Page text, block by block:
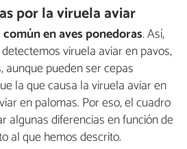
por la viruela aviar
común en aves ponedoras. Así,
viruela aviar en pavos,
aunque pueden ser cepas
la que causa la viruela aviar en
en palomas. Por eso, el cuadro
algunas diferencias en función de
al que hemos descrito.